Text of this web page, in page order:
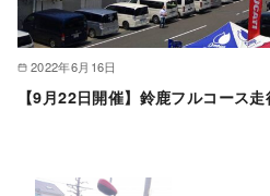
2022年6月16日
【9月22日開催】鈴鹿フルコース